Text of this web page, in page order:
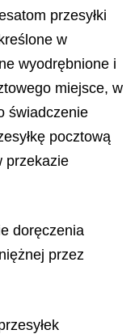
przesyłki
w
wyodrębnione i
miejsce, w
świadczenie
pocztową
przekazie
doręczenia
przez